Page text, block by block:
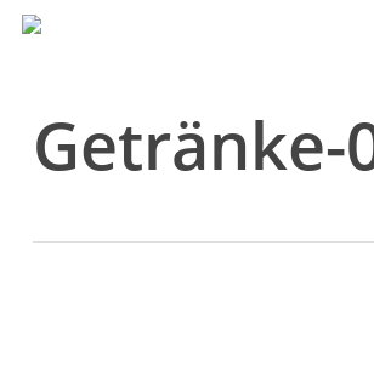
Skip
Getränke-